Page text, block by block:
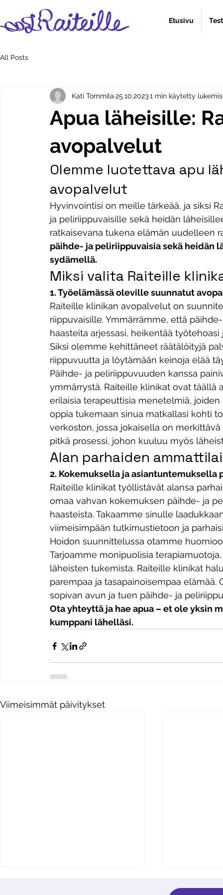
Etusivu
All Posts
Apua läheisille:
avopalvelut
Kati Tommila 25.10.20231 min käytetty
Olemme luotettava apu
avopalvelut
Hyvinvointisi on meille tärkeää, ja siksi
ja peliriippuvaisille sekä heidän
ratkaisevana tukena elämän uudelleen
päihde- ja peliriippuvaisia sekä heidän
sydämellä.
Miksi valita Raiteille
1. Työelämässä oleville suunnatut
Raiteille klinikan avopalvelut on
riippuvaisille. Ymmärrämme, että
haasteita arjessasi, heikentää
Siksi olemme kehittäneet räätälöityjä
riippuvuutta ja löytämään keinoja elää
Päihde- ja peliriippuvuuden kanssa
ymmärrystä. Raiteille klinikat ovat täällä
erilaisia terapeuttisia menetelmiä,
oppia tukemaan sinua matkallasi kohti
verkoston, jossa jokaisella on
pitkä prosessi, johon kuuluu myös
Alan parhaiden
2. Kokemuksella ja
Raiteille klinikat työllistävät alansa
omaa vahvan kokemuksen päihde- ja
haasteista. Takaamme sinulle
viimeisimpään tutkimustietoon ja
Hoidon suunnittelussa otamme
Tarjoamme monipuolisia
läheisten tukemista. Raiteille klinikat
parempaa ja tasapainoisempaa
sopivan avun ja tuen päihde- ja
Ota yhteyttä ja hae apua – et ole yksin
kumppani lähelläsi.
Viimeisimmät päivitykset